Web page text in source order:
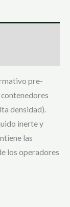
pre-
densidad).
inerte y
las
los operadores